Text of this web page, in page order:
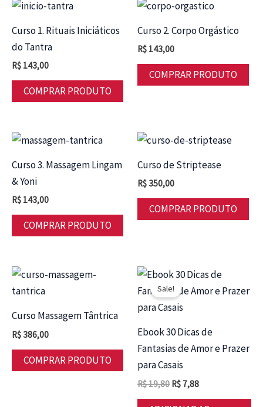
Curso 1. Rituais Iniciáticos
do Tantra
R$ 143,00
COMPRAR PRODUTO
Curso 2. Corpo Orgástico
R$ 143,00
COMPRAR PRODUTO
Curso 3. Massagem Lingam
& Yoni
R$ 143,00
COMPRAR PRODUTO
Curso de Striptease
R$350,00
COMPRAR PRODUTO
Curso Massagem Tântrica
R$386,00
COMPRAR PRODUTO
Sale!
Ebook 30 Dicas de
Fantasias de Amor e Prazer
para Casais
R$19,80 O
R$ 7,88O